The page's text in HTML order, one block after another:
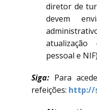
diretor de
devem
pessoal e
Siga: Para
refeições: http://